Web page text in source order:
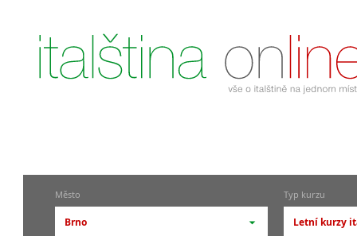
Město
Brno
Typ kurzu
Letní kurzy